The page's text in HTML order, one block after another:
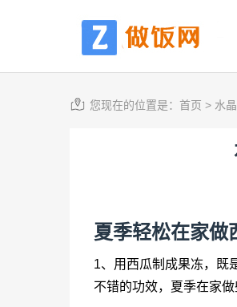
您现在的位置是： 首页 > 水
夏季轻松在家做
1、用西瓜制成果冻，既
不错的功效，夏季在家